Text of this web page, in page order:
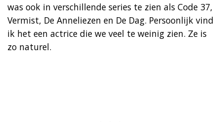
was ook in verschillende series te zien als Code 37,
Vermist, De Anneliezen en De Dag. Persoonlijk vind
ik het een actrice die we veel te weinig zien. Ze is
zo naturel.